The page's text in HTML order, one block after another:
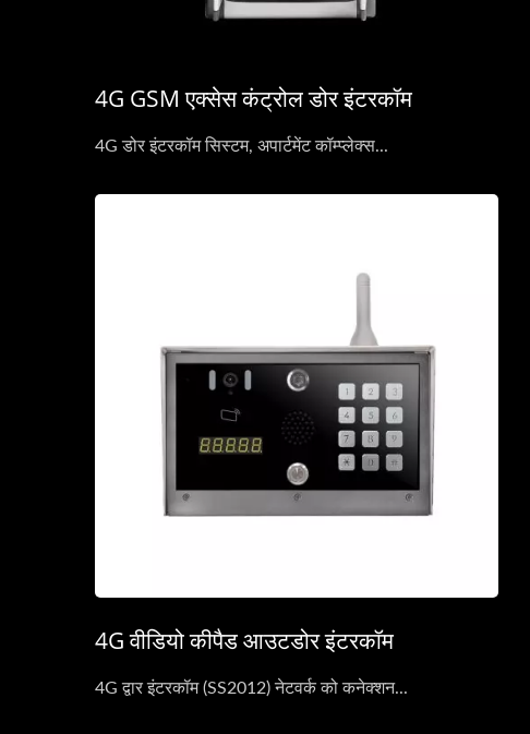
4G GSM एक्सेस कंट्रोल डोर इंटरकॉम
4G डोर इंटरकॉम सिस्टम, अपार्टमेंट कॉम्प्लेक्स...
4G वीडियो कीपैड आउटडोर इंटरकॉम
4G द्वार इंटरकॉम (SS2012) नेटवर्क को कनेक्शन...